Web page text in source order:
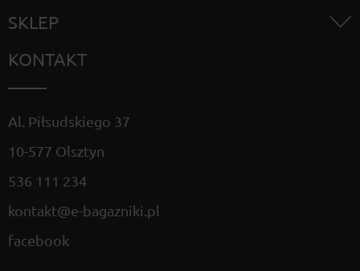
SKLEP
KONTAKT
Al. Piłsudskiego 37
10-577 Olsztyn
536 111 234
kontakt@e-bagazniki.pl
facebook